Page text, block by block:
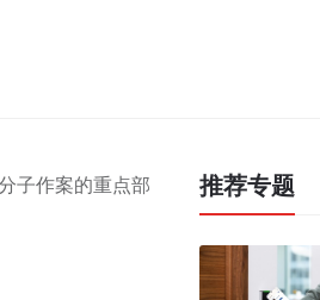
子作案的重点部
推荐专题